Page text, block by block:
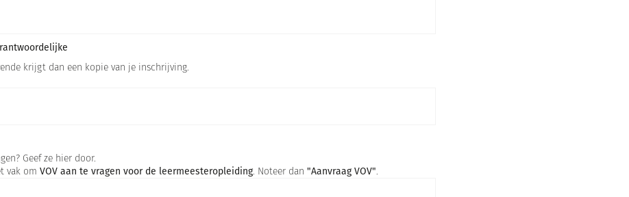
krijgt dan een kopie van je inschrijving.
Geef ze hier door.
vak om VOV aan te vragen voor de leermeesteropleiding. Noteer dan "Aanvraag VOV".